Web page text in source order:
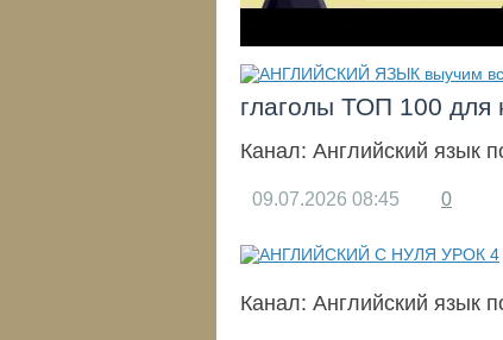
глаголы ТОП 100
Канал: Английский язык
09.07.2026 08:45 0
Канал: Английский язык